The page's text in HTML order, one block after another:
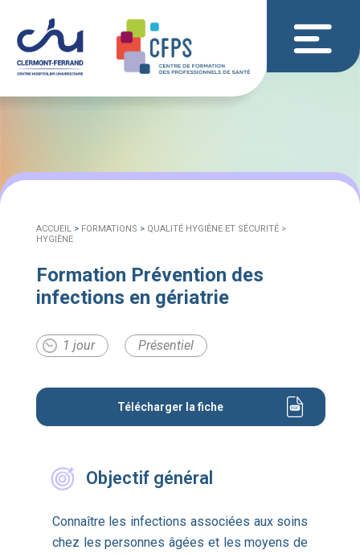
ACCUEIL> FORMATIONS > QUALITÉ HYGIÈNE ET SÉCURITÉ >
HYGIÈNE
Formation Prévention des
infections en gériatrie
1 jour Présentiel
Télécharger la fiche
Objectif général
Connaître les infections associées aux soins
chez les personnes âgées et les moyens de